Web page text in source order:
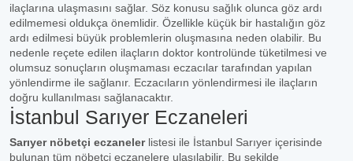
ilaçlarına ulaşmasını sağlar. Söz konusu sağlık olunca göz ardı
edilmemesi oldukça önemlidir. Özellikle küçük bir hastalığın göz
ardı edilmesi büyük problemlerin oluşmasına neden olabilir. Bu
nedenle reçete edilen ilaçların doktor kontrolünde tüketilmesi ve
olumsuz sonuçların oluşmaması eczacılar tarafından yapılan
yönlendirme ile sağlanır. Eczacıların yönlendirmesi ile ilaçların
doğru kullanılması sağlanacaktır.
İstanbul Sarıyer Eczaneleri
Sarıyer nöbetçi eczanelerlistesi ile İstanbul Sarıyer içerisinde
bulunan tüm nöbetçi eczanelere ulaşılabilir. Bu şekilde